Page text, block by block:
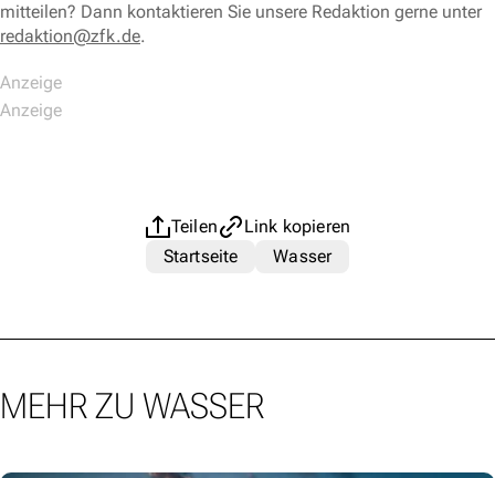
mitteilen? Dann kontaktieren Sie unsere Redaktion gerne unter
redaktion@zfk.de.
Teilen
Link kopieren
Startseite
Wasser
MEHR ZU WASSER